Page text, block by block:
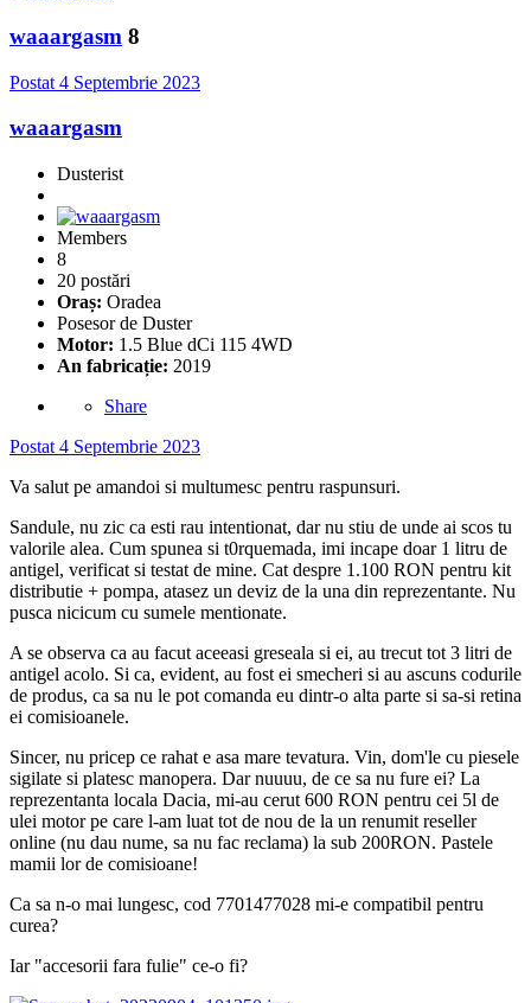
waaargasm 8
Postat 4 Septembrie 2023
waaargasm
Dusterist
Members
8
20 postări
Oraș: Oradea
Posesor de Duster
Motor: 1.5 Blue dCi 115 4WD
An fabricație: 2019
Share
Postat 4 Septembrie 2023
Va salut pe amandoi si multumesc pentru raspunsuri.
Sandule, nu zic ca esti rau intentionat, dar nu stiu de unde ai scos tu
valorile alea. Cum spunea si t0rquemada, imi incape doar 1 litru de
antigel, verificat si testat de mine. Cat despre 1.100 RON pentru kit
distributie + pompa, atasez un deviz de la una din reprezentante. Nu
pusca nicicum cu sumele mentionate.
A se observa ca au facut aceeasi greseala si ei, au trecut tot 3 litri de
antigel acolo. Si ca, evident, au fost ei smecheri si au ascuns codurile
de produs, ca sa nu le pot comanda eu dintr-o alta parte si sa-si retina
ei comisioanele.
Sincer, nu pricep ce rahat e asa mare tevatura. Vin, dom'le cu piesele
sigilate si platesc manopera. Dar nuuuu, de ce sa nu fure ei? La
reprezentanta locala Dacia, mi-au cerut 600 RON pentru cei 5l de
ulei motor pe care l-am luat tot de nou de la un renumit reseller
online (nu dau nume, sa nu fac reclama) la sub 200RON. Pastele
mamii lor de comisioane!
Ca sa n-o mai lungesc, cod 7701477028 mi-e compatibil pentru
curea?
Iar "accesorii fara fulie" ce-o fi?